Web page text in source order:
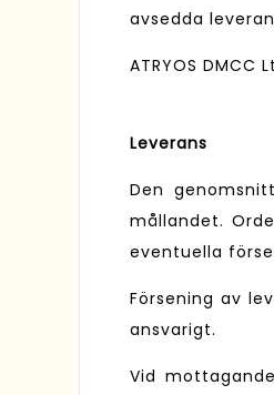
avsedda
ATRYOS
Leverans
Den
mållandet.
eventuella
Försening av
ansvarigt.
Vid